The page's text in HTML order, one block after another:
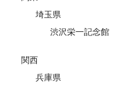
埼玉県
渋沢栄一記念館
関西
兵庫県